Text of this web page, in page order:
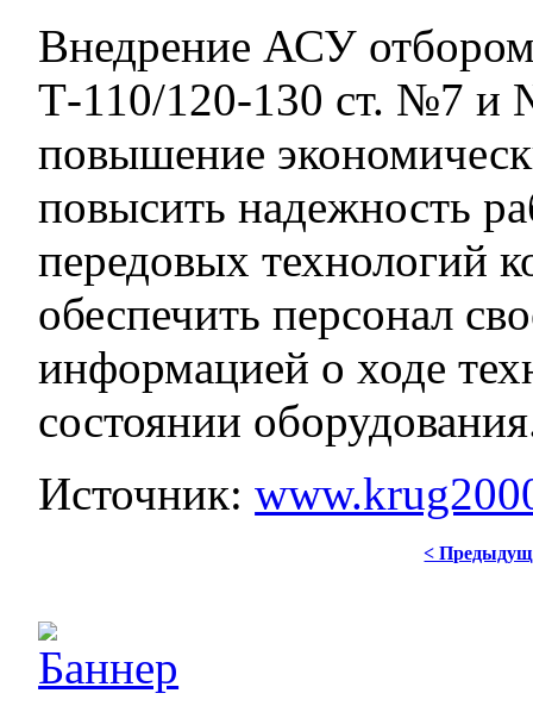
Внедрение АСУ отбором
Т-110/120-130 ст. №7 и
повышение
повысить надежность
передовых технологий
обеспечить персонал
информацией о ходе
состоянии
Источник:
<